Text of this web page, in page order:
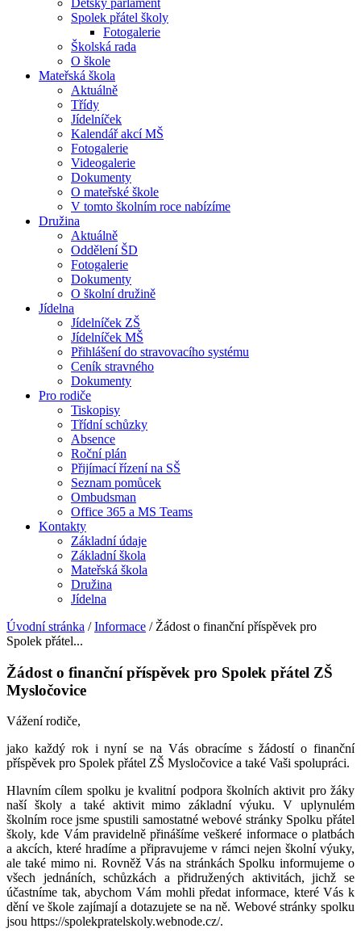
Dětský parlament
Spolek přátel školy
Fotogalerie
Školská rada
O škole
Mateřská škola
Aktuálně
Třídy
Jídelníček
Kalendář akcí MŠ
Fotogalerie
Videogalerie
Dokumenty
O mateřské škole
V tomto školním roce nabízíme
Družina
Aktuálně
Oddělení ŠD
Fotogalerie
Dokumenty
O školní družině
Jídelna
Jídelníček ZŠ
Jídelníček MŠ
Přihlášení do stravovacího systému
Ceník stravného
Dokumenty
Pro rodiče
Tiskopisy
Třídní schůzky
Absence
Roční plán
Přijímací řízení na SŠ
Seznam pomůcek
Ombudsman
Office 365 a MS Teams
Kontakty
Základní údaje
Základní škola
Mateřská škola
Družina
Jídelna
Úvodní stránka /Informace / Žádost o finanční příspěvek pro
Spolek přátel...
Žádost o finanční příspěvek pro Spolek přátel ZŠ
Mysločovice
Vážení rodiče,
jako každý rok i nyní se na Vás obracíme s žádostí o finanční
příspěvek pro Spolek přátel ZŠ Mysločovice a také Vaši spolupráci.
Hlavním cílem spolku je kvalitní podpora školních aktivit pro žáky
naší školy a také aktivit mimo základní výuku. V uplynulém
školním roce jsme spustili samostatné webové stránky Spolku přátel
školy, kde Vám pravidelně přinášíme veškeré informace o platbách
a akcích, které hradíme a připravujeme v rámci nejen školní výuky,
ale také mimo ni. Rovněž Vás na stránkách Spolku informujeme o
všech jednáních, schůzkách a přidružených aktivitách, jichž se
účastníme tak, abychom Vám mohli předat informace, které Vás k
dění ve škole zajímají a dotazujete se na ně. Webové stránky spolku
jsou https://spolekpratelskoly.webnode.cz/.